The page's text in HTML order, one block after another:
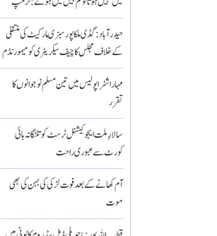
حیدرآباد: گڈی ملکاپور سبزی مارکیٹ کی منتقلی
کے خلاف مجلس کا چیف سیکریٹری کو میمورنڈم
مہاراشٹرا پولیس میں تین مسلم نو جوانوں کا
تقرر
سالارِ ملت ایجوکیشنل ٹرسٹ کو تلنگانہ ہائی
کورٹ سے عبوری راحت
آم کھانے کے بعد فوت لڑکی کی بہن کی بھی
موت